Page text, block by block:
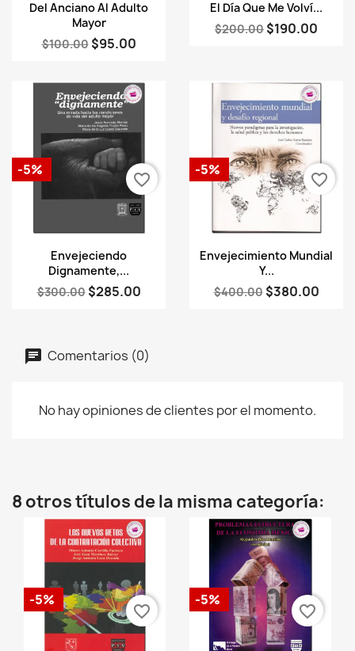
Vista rápida
Del Anciano Al Adulto
Mayor
$100.00 $95.00
Vista rápida
El Día Que Me Volví...
$200.00 $190.00
Vista rápida
Envejeciendo
Dignamente,...
$300.00 $285.00
-5%
favorite_border
Vista rápida
Envejecimiento Mundial
Y...
$400.00 $380.00
-5%
favorite_border
Comentarios (0)
No hay opiniones de clientes por el momento.
8 otros títulos de la misma categoría:
-5%
favorite_border
-5%
favorite_border